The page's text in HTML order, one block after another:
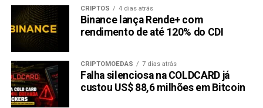
CRIPTOS 4 dias atrás
Binance lança Rende+ com
rendimento de até 120% do CDI
CRIPTOMOEDAS 7 dias atrás
Falha silenciosa na COLDCARD já
custou US$ 88,6 milhões em Bitcoin